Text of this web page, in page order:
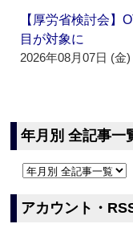
【厚労省検討会】
目が対象に
2026年08月07日 (金)
年月別 全記事一
アカウント・